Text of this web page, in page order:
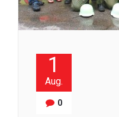
1
Aug.
0